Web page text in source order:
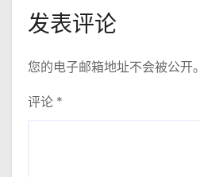
发表评论
您的电子邮箱地址不会被公开。
评论 *